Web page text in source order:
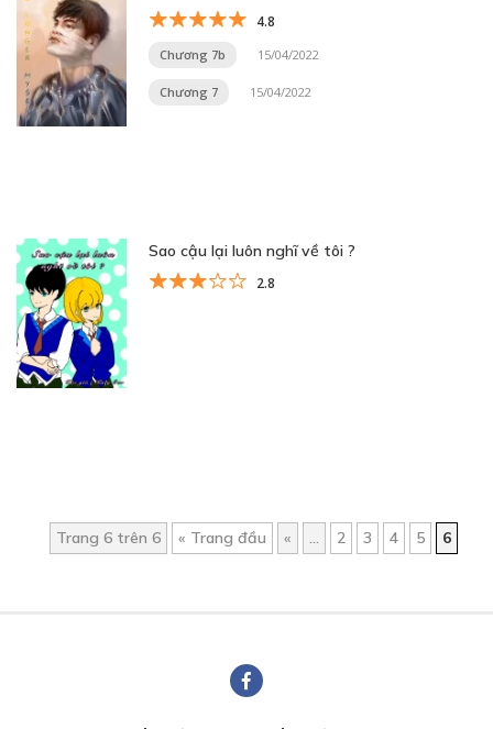
4.8
Chương 7b 15/04/2022
Chương 7 15/04/2022
Sao cậu lại luôn nghĩ về tôi ?
2.8
Trang 6 trên 6 « Trang đầu « ... 2 3 4 5 6